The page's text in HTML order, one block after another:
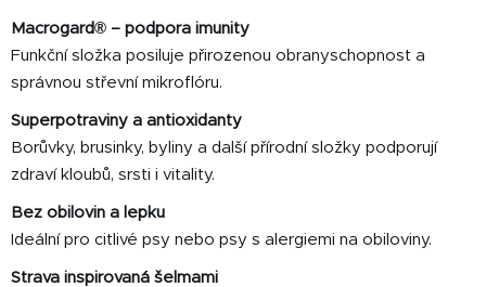
Macrogard® – podpora imunity
Funkční složka posiluje přirozenou obranyschopnost a
správnou střevní mikroflóru.
Superpotraviny a antioxidanty
Borůvky, brusinky, byliny a další přírodní složky podporují
zdraví kloubů, srsti i vitality.
Bez obilovin a lepku
Ideální pro citlivé psy nebo psy s alergiemi na obiloviny.
Strava inspirovaná šelmami